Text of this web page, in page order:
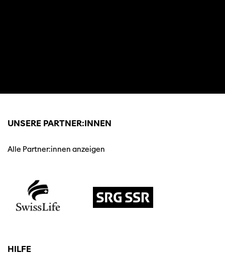
UNSERE PARTNER:INNEN
Alle Partner:innen anzeigen
HILFE